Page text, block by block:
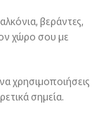
βεράντες,
χώρο σου με
χρησιμοποιήσεις
σημεία.